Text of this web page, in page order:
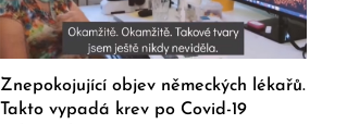
Znepokojující objev německých lékařů.
Takto vypadá krev po Covid-19